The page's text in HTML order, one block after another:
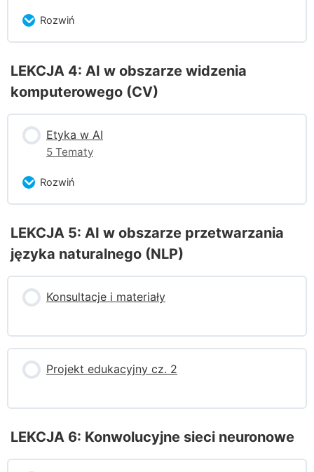
Rozwiń
Quiz
LEKCJA 4: AI w obszarze widzenia
komputerowego (CV)
Etyka w AI
5 Tematy
Rozwiń
0% ukończono 0/5 części
Analiza przypadku
Zadanie sprawdzające 3.1
LEKCJA 5: AI w obszarze przetwarzania
języka naturalnego (NLP)
Konsultacje i materiały
Projekt edukacyjny cz. 2
LEKCJA 6: Konwolucyjne sieci neuronowe